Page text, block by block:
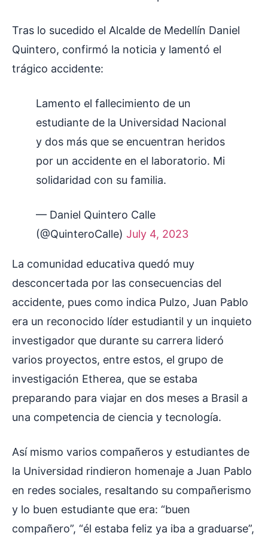
Tras lo sucedido el Alcalde de Medellín Daniel
Quintero, confirmó la noticia y lamentó el
trágico accidente:
Lamento el fallecimiento de un
estudiante de la Universidad Nacional
y dos más que se encuentran heridos
por un accidente en el laboratorio. Mi
solidaridad con su familia.
— Daniel Quintero Calle
(@QuinteroCalle) July 4, 2023
La comunidad educativa quedó muy
desconcertada por las consecuencias del
accidente, pues como indica Pulzo, Juan Pablo
era un reconocido líder estudiantil y un inquieto
investigador que durante su carrera lideró
varios proyectos, entre estos, el grupo de
investigación Etherea, que se estaba
preparando para viajar en dos meses a Brasil a
una competencia de ciencia y tecnología.
Así mismo varios compañeros y estudiantes de
la Universidad rindieron homenaje a Juan Pablo
en redes sociales, resaltando su compañerismo
y lo buen estudiante que era: “buen
compañero”, “él estaba feliz ya iba a graduarse”,